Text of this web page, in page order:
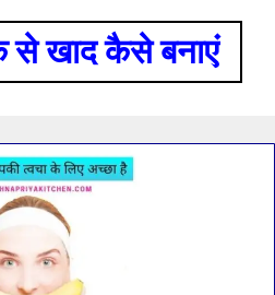
खाद कैसे बनाएं